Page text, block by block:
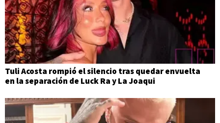
Tuli Acosta rompió el silencio tras quedar envuelta
en la separación de Luck Ra y La Joaqui